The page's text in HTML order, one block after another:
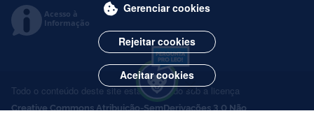
Acesso à
Informação
Todo o conteúdo deste site está publicado sob a licença
Creative Commons Atribuição-SemDerivações 3.0 Não
Gerenciar cookies
Rejeitar cookies
Aceitar cookies